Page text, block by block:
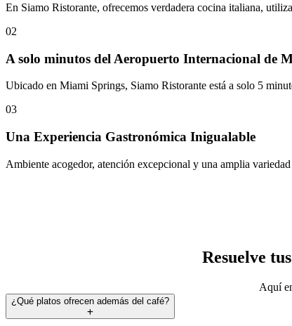
En Siamo Ristorante, ofrecemos verdadera cocina italiana,
02
A solo minutos del Aeropuerto Internacional de
Ubicado en Miami Springs, Siamo Ristorante está a solo 5
03
Una Experiencia Gastronómica Inigualable
Ambiente acogedor, atención excepcional y una amplia
Resuelve
Aquí
¿Qué platos ofrecen además del café?